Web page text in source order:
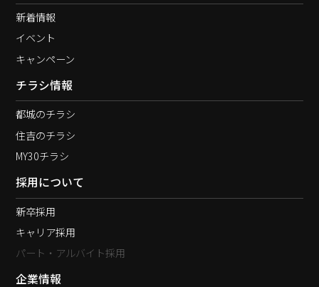
新着情報
イベント
キャンペーン
チラシ情報
都城のチラシ
住吉のチラシ
MY30チラシ
採用について
新卒採用
キャリア採用
パート・アルバイト採用
企業情報